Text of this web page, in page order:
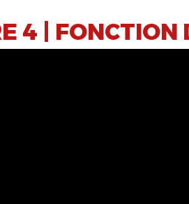
4 | FONCTION